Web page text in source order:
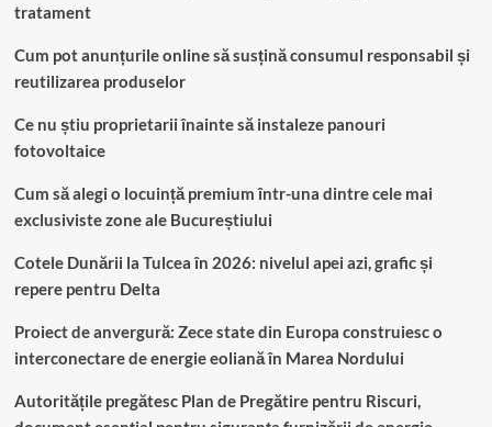
tratament
Cum pot anunțurile online să susțină consumul responsabil și
reutilizarea produselor
Ce nu știu proprietarii înainte să instaleze panouri
fotovoltaice
Cum să alegi o locuință premium într-una dintre cele mai
exclusiviste zone ale Bucureștiului
Cotele Dunării la Tulcea în 2026: nivelul apei azi, grafic și
repere pentru Delta
Proiect de anvergură: Zece state din Europa construiesc o
interconectare de energie eoliană în Marea Nordului
Autoritățile pregătesc Plan de Pregătire pentru Riscuri,